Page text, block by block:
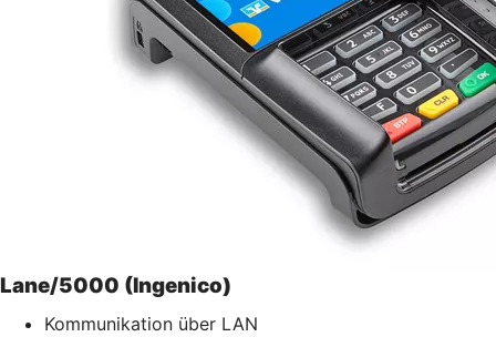
Lane/5000 (Ingenico)
Kommunikation über LAN